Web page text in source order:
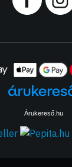
Árukereső.hu